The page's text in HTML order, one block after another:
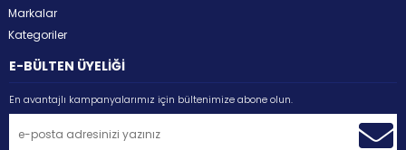
Markalar
Kategoriler
E-BÜLTEN ÜYELİĞİ
En avantajlı kampanyalarımız için bültenimize abone olun.